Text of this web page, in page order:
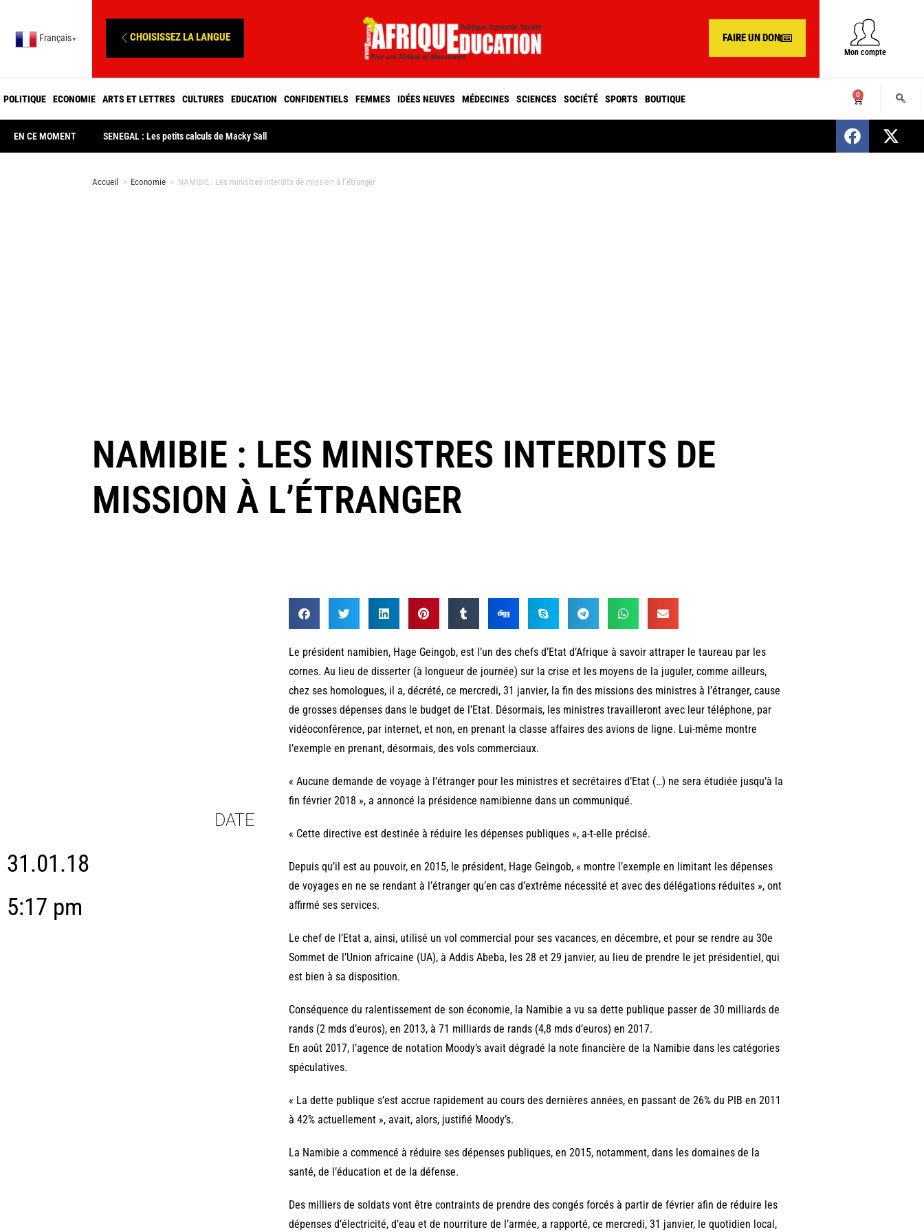
Français ▼ CHOISISSEZ LA LANGUE FAIRE UN DON
Mon compte
POLITIQUE ECONOMIE ARTS ET LETTRES CULTURES EDUCATION CONFIDENTIELS FEMMES IDÉES NEUVES MÉDECINES SCIENCES SOCIÉTÉ SPORTS BOUTIQUE 0
EN CE MOMENT SENEGAL : Les petits calculs de Macky Sall SENEGAL : Nomination d’un nouveau
Accueil > Economie > NAMIBIE : Les ministres interdits de mission à l’étranger
NAMIBIE : LES MINISTRES INTERDITS DE
MISSION À L’ÉTRANGER
DATE
31.01.18
5:17 pm
Le président namibien, Hage Geingob, est l’un des chefs d’Etat d’Afrique à savoir attraper le taureau par les
cornes. Au lieu de disserter (à longueur de journée) sur la crise et les moyens de la juguler, comme ailleurs,
chez ses homologues, il a, décrété, ce mercredi, 31 janvier, la fin des missions des ministres à l’étranger, cause
de grosses dépenses dans le budget de l’Etat. Désormais, les ministres travailleront avec leur téléphone, par
vidéoconférence, par internet, et non, en prenant la classe affaires des avions de ligne. Lui-même montre
l’exemple en prenant, désormais, des vols commerciaux.
« Aucune demande de voyage à l’étranger pour les ministres et secrétaires d’Etat (…) ne sera étudiée jusqu’à la
fin février 2018 », a annoncé la présidence namibienne dans un communiqué.
« Cette directive est destinée à réduire les dépenses publiques », a-t-elle précisé.
Depuis qu’il est au pouvoir, en 2015, le président, Hage Geingob, « montre l’exemple en limitant les dépenses
de voyages en ne se rendant à l’étranger qu’en cas d’extrême nécessité et avec des délégations réduites », ont
affirmé ses services.
Le chef de l’Etat a, ainsi, utilisé un vol commercial pour ses vacances, en décembre, et pour se rendre au 30e
Sommet de l’Union africaine (UA), à Addis Abeba, les 28 et 29 janvier, au lieu de prendre le jet présidentiel, qui
est bien à sa disposition.
Conséquence du ralentissement de son économie, la Namibie a vu sa dette publique passer de 30 milliards de
rands (2 mds d’euros), en 2013, à 71 milliards de rands (4,8 mds d’euros) en 2017.
En août 2017, l’agence de notation Moody’s avait dégradé la note financière de la Namibie dans les catégories
spéculatives.
« La dette publique s’est accrue rapidement au cours des dernières années, en passant de 26% du PIB en 2011
à 42% actuellement », avait, alors, justifié Moody’s.
La Namibie a commencé à réduire ses dépenses publiques, en 2015, notamment, dans les domaines de la
santé, de l’éducation et de la défense.
Des milliers de soldats vont être contraints de prendre des congés forcés à partir de février afin de réduire les
dépenses d’électricité, d’eau et de nourriture de l’armée, a rapporté, ce mercredi, 31 janvier, le quotidien local,